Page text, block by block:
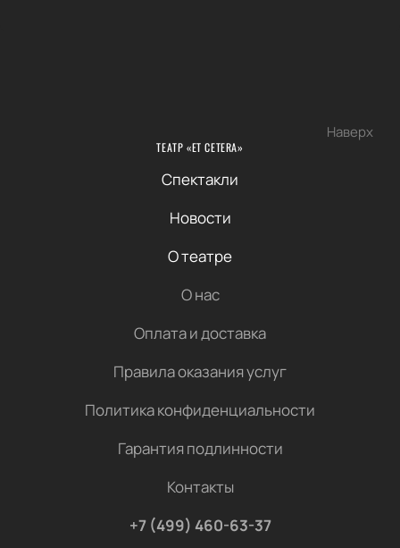
Наверх
ТЕАТР «ET CETERA»
Спектакли
Новости
О театре
О нас
Оплата и доставка
Правила оказания услуг
Политика конфиденциальности
Гарантия подлинности
Контакты
+7 (499) 460-63-37